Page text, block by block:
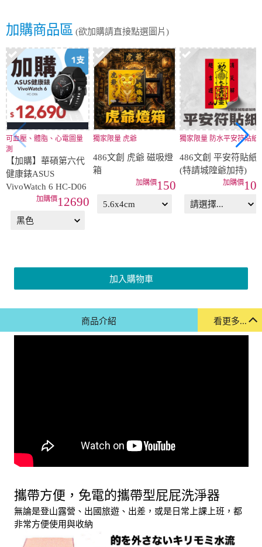
加購商品區 (欲加購請直接點選圖片)
可血壓、體脂、心電圖量
測
【加購】華碩第六代
健康錶ASUS
VivoWatch 6 HC-D06
12690
獨家限量 虎爺
486文創 虎爺 磁吸燈
箱
150
獨家限量 防水平安符貼紙
486文創 平安符貼紙
(特請城隍爺加持)
加入購物車
看更多...
商品介紹
攜帶方便，免電的攜帶型屁屁洗淨器
無論是登山露營、出國旅遊、出差，或是日常上課上班，都
非常方便使用與收納